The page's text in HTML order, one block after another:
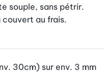
souple, sans pétrir.
couvert au frais.
30cm) sur env. 3 mm